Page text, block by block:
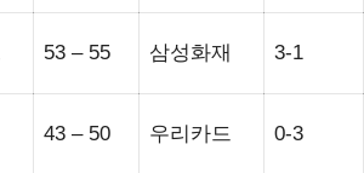
53 – 55 삼성화재 3-1
43 – 50 우리카드 0-3